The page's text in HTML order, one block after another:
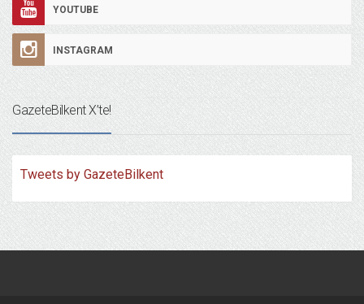
YOUTUBE
INSTAGRAM
GazeteBilkent X’te!
Tweets by GazeteBilkent